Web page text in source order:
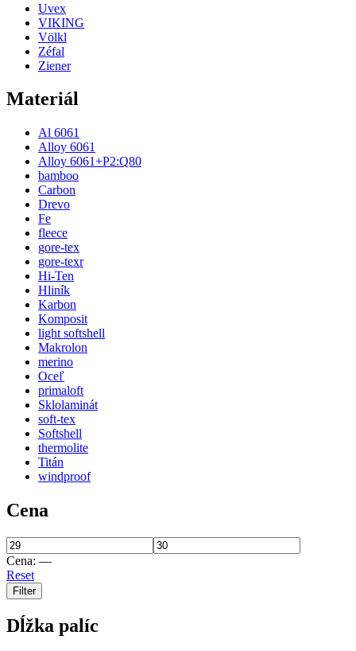
Uvex
VIKING
Völkl
Zéfal
Ziener
Materiál
Al 6061
Alloy 6061
Alloy 6061+P2:Q80
bamboo
Carbon
Drevo
Fe
fleece
gore-tex
gore-texr
Hi-Ten
Hliník
Karbon
Komposit
light softshell
Makrolon
merino
Oceľ
primaloft
Sklolaminát
soft-tex
Softshell
thermolite
Titán
windproof
Cena
Cena: —
Reset
Filter
Dĺžka palíc